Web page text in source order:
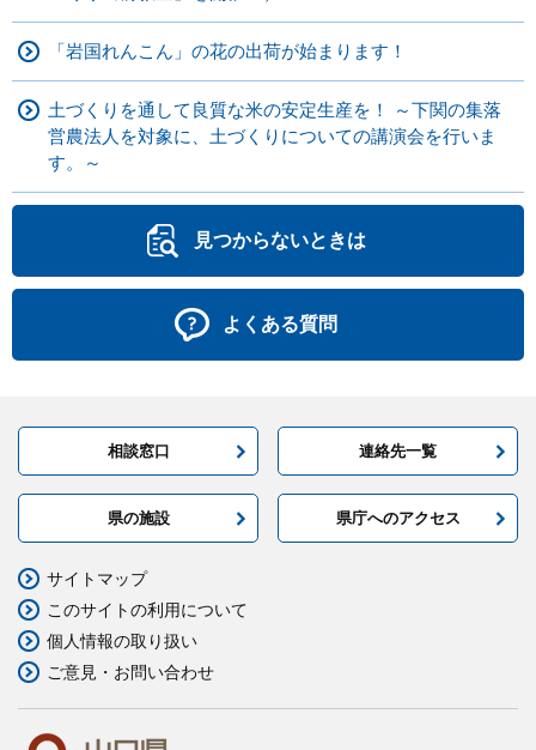
「岩国れんこん」の花の出荷が始まります！
土づくりを通して良質な米の安定生産を！ ～下関の集落
営農法人を対象に、土づくりについての講演会を行いま
す。～
見つからないときは
よくある質問
相談窓口 連絡先一覧
県の施設 県庁へのアクセス
サイトマップ
このサイトの利用について
個人情報の取り扱い
ご意見・お問い合わせ